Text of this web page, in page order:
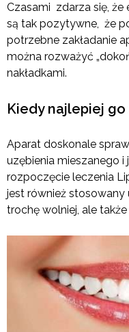
Czasami zdarza się,
są tak pozytywne, że
potrzebne zakładanie
można rozważyć
nakładkami.
Kiedy najlepiej
Aparat doskonale
uzębienia mieszanego
rozpoczęcie leczenia
jest również stosowany
trochę wolniej, ale